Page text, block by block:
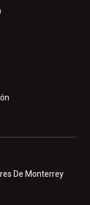
De Monterrey